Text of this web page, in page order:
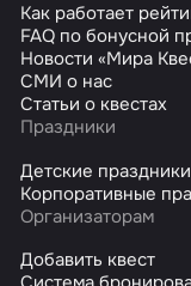
Как работает
FAQ по бонусной
Новости «Мира
СМИ о нас
Статьи о квестах
Праздники
Детские праздники
Корпоративные
Организаторам
Добавить квест